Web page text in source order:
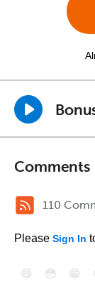
Comments
110
Please Sign In
😄 😳 😁